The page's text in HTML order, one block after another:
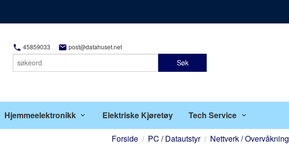
45859033 post@datahuset.net
Søk
Hjemmeelektronikk Elektriske Kjøretøy Tech Service
Forside PC / Datautstyr Nettverk / Overvåkning